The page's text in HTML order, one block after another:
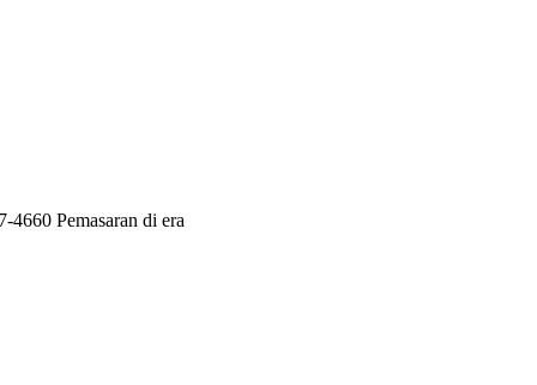
Pemasaran di era